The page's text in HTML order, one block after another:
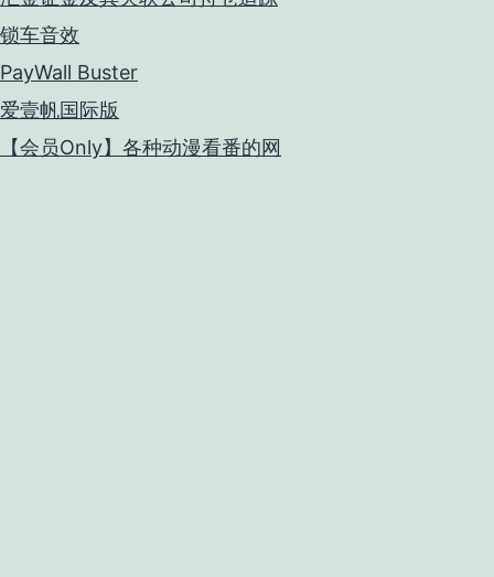
锁车音效
PayWall Buster
爱壹帆国际版
【会员Only】各种动漫看番的网